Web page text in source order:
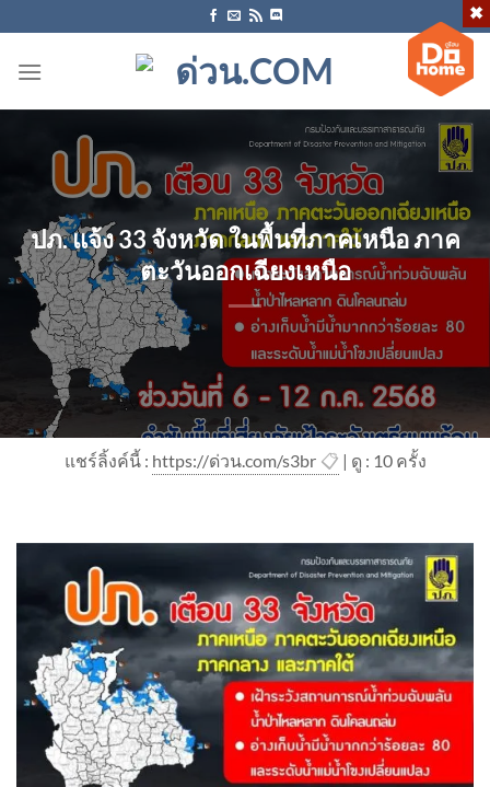
ไป
ปภ. แจ้ง 33 จังหวัด ในพื้นที่ภาคเหนือ ภาค
ตะวันออกเฉียงเหนือ
แชร์ลิ้งค์นี้ : https://ด่วน.com/s3br 📋 | ดู : 10ครั้ง